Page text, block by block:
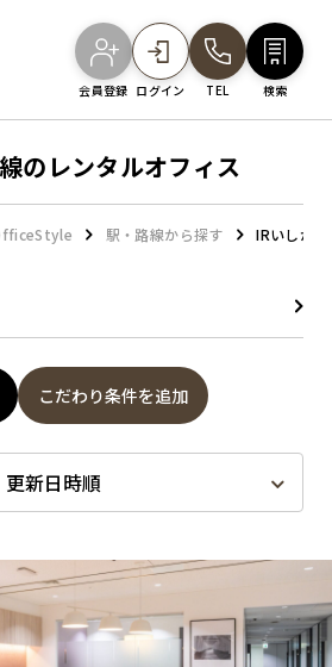
会員登録 ログイン TEL 検索
す
探す
す
から探す
探す
のレンタルオフィス
駅・路線から探す IRいしか
こだわり条件を追加